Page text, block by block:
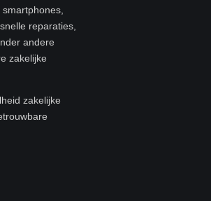
reparaties,
andere
zakelijke
zakelijke